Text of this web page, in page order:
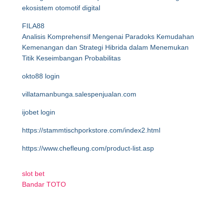
ekosistem otomotif digital
FILA88
Analisis Komprehensif Mengenai Paradoks Kemudahan
Kemenangan dan Strategi Hibrida dalam Menemukan
Titik Keseimbangan Probabilitas
okto88 login
villatamanbunga.salespenjualan.com
ijobet login
https://stammtischporkstore.com/index2.html
https://www.chefleung.com/product-list.asp
slot bet
Bandar TOTO